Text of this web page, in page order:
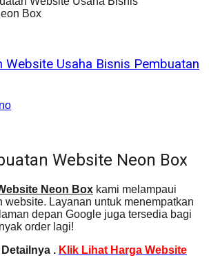
Website Usaha Bisnis Pembuatan
Website Neon Box
Neon Box kami melampaui
website. Layanan untuk menempatkan
depan Google juga tersedia bagi
order lagi!
. Klik Lihat Harga Website